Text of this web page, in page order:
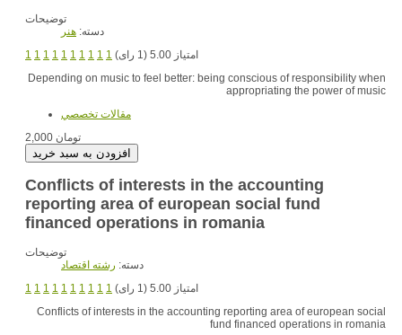
توضیحات
دسته: هنر
1 1 1 1 1 1 1 1 1 1
امتیاز 5.00 (1 رای)
Depending on music to feel better: being conscious of responsibility when
appropriating the power of music
مقالات تخصصي
2,000 تومان
Conflicts of interests in the accounting
reporting area of european social fund
financed operations in romania
توضیحات
دسته: رشته اقتصاد
1 1 1 1 1 1 1 1 1 1
امتیاز 5.00 (1 رای)
Conflicts of interests in the accounting reporting area of european social
fund financed operations in romania